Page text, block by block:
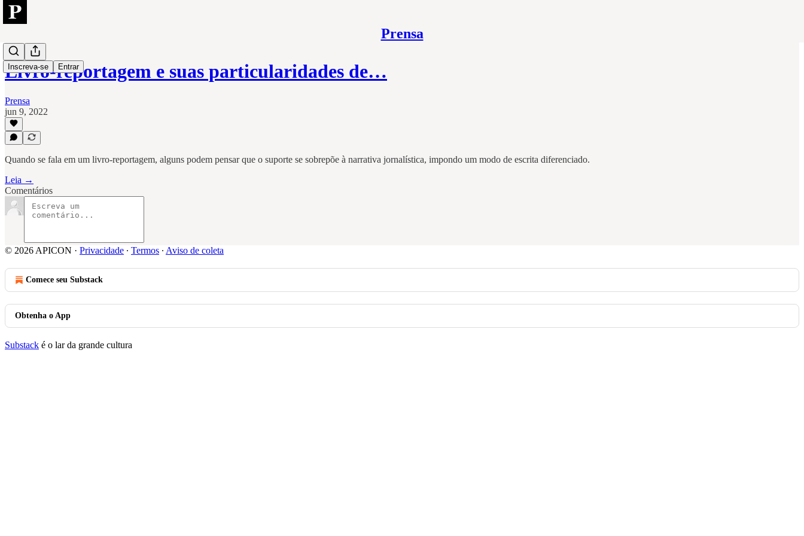
Prensa
Inscreva-se Entrar
Livro-reportagem e suas particularidades de…
Prensa
jun 9, 2022
Quando se fala em um livro-reportagem, alguns podem pensar que o suporte se sobrepõe à narrativa jornalística, impondo um modo de escrita diferenciado.
Leia →
Comentários
© 2026 APICON · Privacidade ∙ Termos ∙ Aviso de coleta
Comece seu Substack
Obtenha o App
Substack é o lar da grande cultura